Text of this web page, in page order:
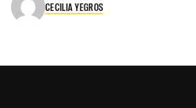
CECILIA YEGROS